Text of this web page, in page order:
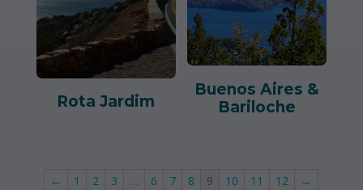
Rota Jardim
Buenos Aires &
Bariloche
← 1 2 3 … 6 7 8 9 10 11 12 →